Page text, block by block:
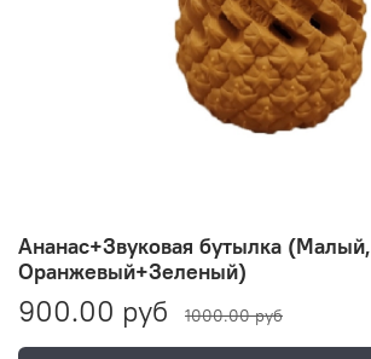
Ананас+Звуковая бутылка (Малый,
Оранжевый+Зеленый)
900.00 руб 1000.00 руб